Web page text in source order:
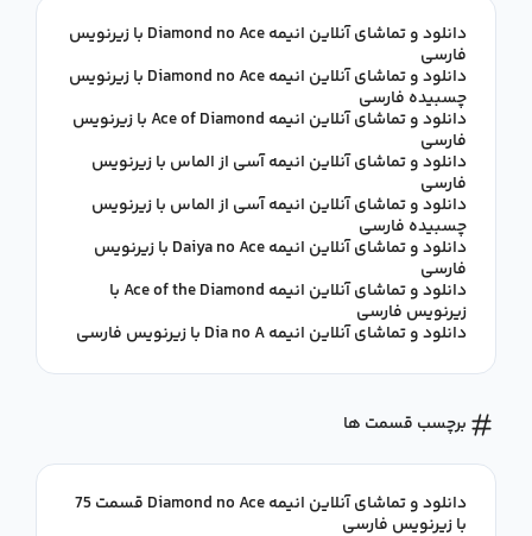
دانلود و تماشای آنلاین انیمه Diamond no Ace با زیرنویس
فارسی
دانلود و تماشای آنلاین انیمه Diamond no Ace با زیرنویس
چسبیده فارسی
دانلود و تماشای آنلاین انیمه Ace of Diamond با زیرنویس
فارسی
دانلود و تماشای آنلاین انیمه آسی از الماس با زیرنویس
فارسی
دانلود و تماشای آنلاین انیمه آسی از الماس با زیرنویس
چسبیده فارسی
دانلود و تماشای آنلاین انیمه Daiya no Ace با زیرنویس
فارسی
دانلود و تماشای آنلاین انیمه Ace of the Diamond با
زیرنویس فارسی
دانلود و تماشای آنلاین انیمه Dia no A با زیرنویس فارسی
برچسب قسمت ها
دانلود و تماشای آنلاین انیمه Diamond no Ace قسمت 75
با زیرنویس فارسی